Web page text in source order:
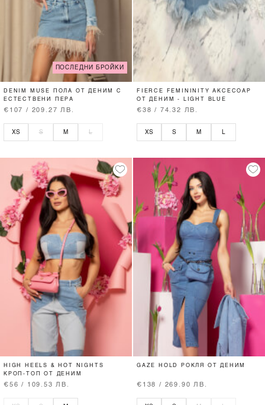
ПОСЛЕДНИ БРОЙКИ
DENIM MUSE ПОЛА ОТ ДЕНИМ С
ЕСТЕСТВЕНИ ПЕРА
€107 / 209.27 ЛВ.
XS S M L
FIERCE FEMININITY АКСЕСОАР
ОТ ДЕНИМ - LIGHT BLUE
€38 / 74.32 ЛВ.
XS S M L
HIGH HEELS & HOT NIGHTS
КРОП-ТОП ОТ ДЕНИМ
€56 / 109.53 ЛВ.
GAZE HOLD РОКЛЯ ОТ ДЕНИМ
€138 / 269.90 ЛВ.